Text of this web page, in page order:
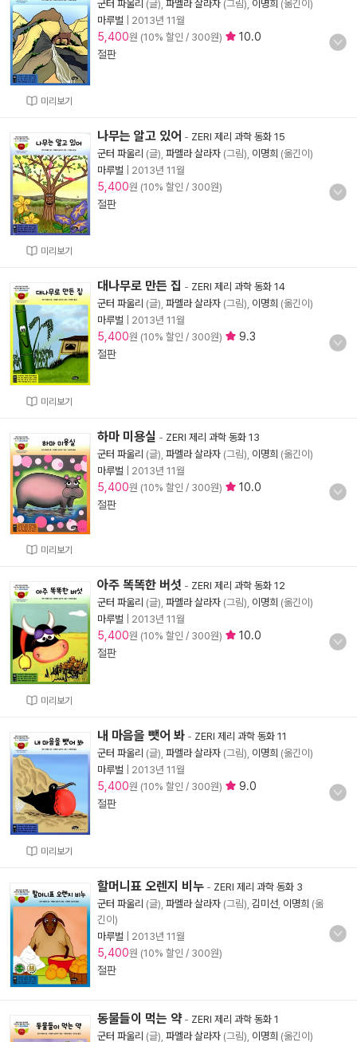
미리보기
군터 파울리 (글), 파멜라 살라자 (그림), 이명희 (옮긴이)
마루벌
2013년 11월
5,400원 (10% 할인 / 300원)
10.0
절판
미리보기
나무는 알고 있어 - ZERI 제리 과학 동화 15
군터 파울리 (글), 파멜라 살라자 (그림), 이명희 (옮긴이)
마루벌
2013년 11월
5,400원 (10% 할인 / 300원)
절판
미리보기
대나무로 만든 집 - ZERI 제리 과학 동화 14
군터 파울리 (글), 파멜라 살라자 (그림), 이명희 (옮긴이)
마루벌
2013년 11월
5,400원 (10% 할인 / 300원)
9.3
절판
미리보기
하마 미용실 - ZERI 제리 과학 동화 13
군터 파울리 (글), 파멜라 살라자 (그림), 이명희 (옮긴이)
마루벌
2013년 11월
5,400원 (10% 할인 / 300원)
10.0
절판
미리보기
아주 똑똑한 버섯 - ZERI 제리 과학 동화 12
군터 파울리 (글), 파멜라 살라자 (그림), 이명희 (옮긴이)
마루벌
2013년 11월
5,400원 (10% 할인 / 300원)
10.0
절판
미리보기
내 마음을 뺏어 봐 - ZERI 제리 과학 동화 11
군터 파울리 (글), 파멜라 살라자 (그림), 이명희 (옮긴이)
마루벌
2013년 11월
5,400원 (10% 할인 / 300원)
9.0
절판
할머니표 오렌지 비누 - ZERI 제리 과학 동화 3
군터 파울리 (글), 파멜라 살라자 (그림), 김미선 이명희 (옮
긴이)
마루벌
2013년 11월
5,400원 (10% 할인 / 300원)
절판
동물들이 먹는 약- ZERI 제리 과학 동화 1
군터 파울리 (글), 파멜라 살라자 (그림), 이명희 (옮긴이)